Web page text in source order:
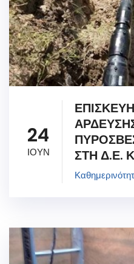
24
ΙΟΥΝ
ΣΤΗ Δ.Ε.